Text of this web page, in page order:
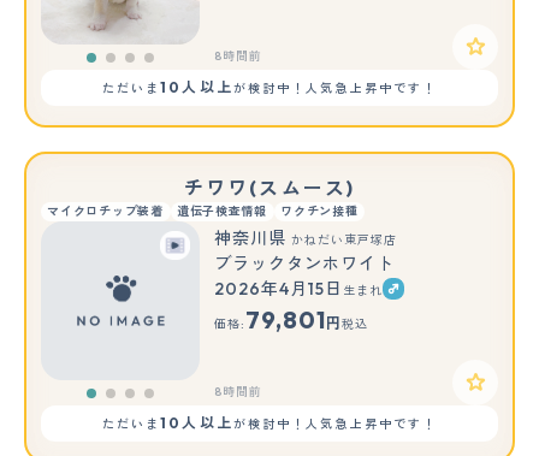
8時間前
ただいま10人以上が検討中！人気急上昇中です！
チワワ(スムース)
マイクロチップ装着 遺伝子検査情報 ワクチン接種
神奈川県 かねだい東戸塚店
ブラックタンホワイト
2026年4月15日 生まれ
価格: 79,801 円 税込
8時間前
ただいま10人以上が検討中！人気急上昇中です！